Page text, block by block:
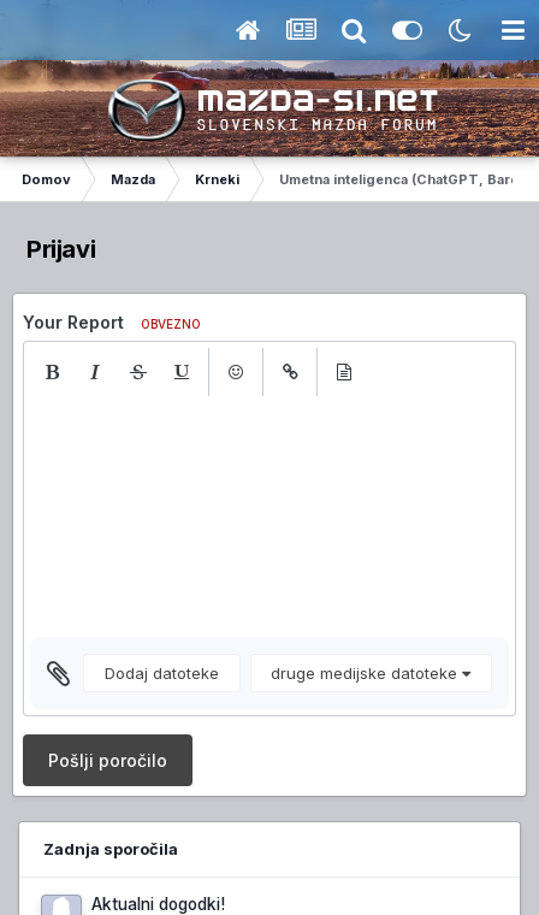
Domov Mazda Krneki Umetna inteligenca (ChatGPT,
Prijavi
Your Report OBVEZNO
Dodaj datoteke druge medijske datoteke
Pošlji poročilo
Zadnja sporočila
Aktualni dogodki!